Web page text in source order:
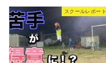
スクールレポート